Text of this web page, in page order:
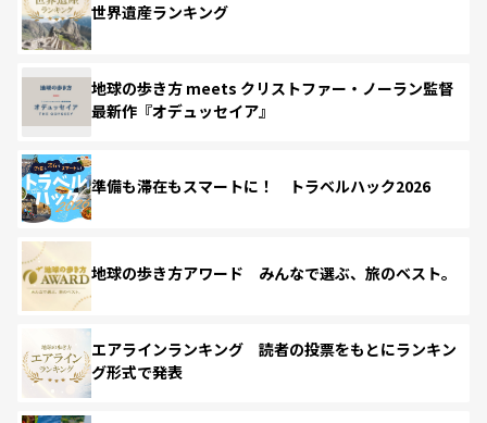
世界遺産ランキング
地球の歩き方 meets クリストファー・ノーラン監督
最新作『オデュッセイア』
準備も滞在もスマートに！ トラベルハック2026
地球の歩き方アワード みんなで選ぶ、旅のベスト。
エアラインランキング 読者の投票をもとにランキン
グ形式で発表